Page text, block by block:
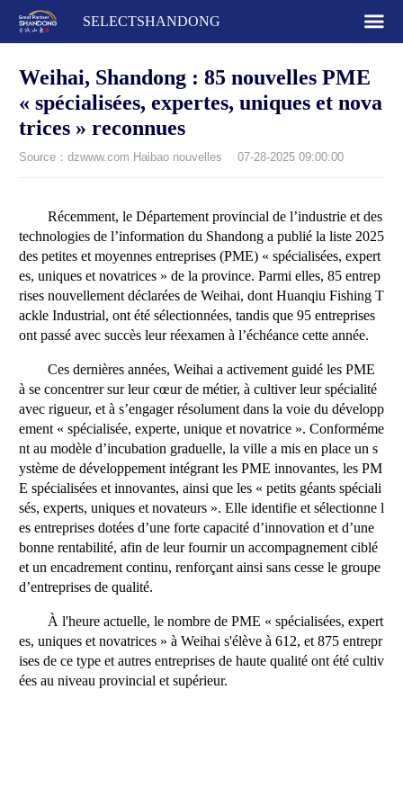
SELECTSHANDONG
Weihai, Shandong : 85 nouvelles PME
« spécialisées, expertes, uniques et nova
trices » reconnues
Source：dzwww.com Haibao nouvelles 07-28-2025 09:00:00
Récemment, le Département provincial de l’industrie et des
technologies de l’information du Shandong a publié la liste 2025
des petites et moyennes entreprises (PME) « spécialisées, expert
es, uniques et novatrices » de la province. Parmi elles, 85 entrep
rises nouvellement déclarées de Weihai, dont Huanqiu Fishing T
ackle Industrial, ont été sélectionnées, tandis que 95 entreprises
ont passé avec succès leur réexamen à l’échéance cette année.
Ces dernières années, Weihai a activement guidé les PME
à se concentrer sur leur cœur de métier, à cultiver leur spécialité
avec rigueur, et à s’engager résolument dans la voie du développ
ement « spécialisée, experte, unique et novatrice ». Conforméme
nt au modèle d’incubation graduelle, la ville a mis en place un s
ystème de développement intégrant les PME innovantes, les PM
E spécialisées et innovantes, ainsi que les « petits géants spéciali
sés, experts, uniques et novateurs ». Elle identifie et sélectionne l
es entreprises dotées d’une forte capacité d’innovation et d’une
bonne rentabilité, afin de leur fournir un accompagnement ciblé
et un encadrement continu, renforçant ainsi sans cesse le groupe
d’entreprises de qualité.
À l'heure actuelle, le nombre de PME « spécialisées, expert
es, uniques et novatrices » à Weihai s'élève à 612, et 875 entrepr
ises de ce type et autres entreprises de haute qualité ont été cultiv
ées au niveau provincial et supérieur.